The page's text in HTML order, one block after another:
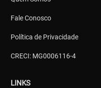
Fale Conosco
Política de Privacidade
CRECI: MG0006116-4
LINKS